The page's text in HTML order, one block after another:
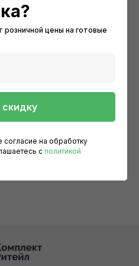
цены на готовые
скидку
на обработку
c политикой
По категориям
Прайс-лист
дни